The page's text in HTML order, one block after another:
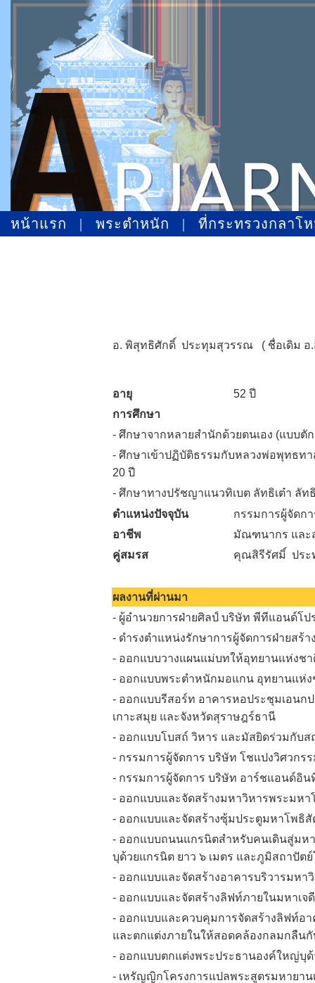
หน้าแรก | พระตำหนัก | ที่กระทรวงกลาโ
อ. พิสุทธิศักดิ์ ประทุมสุวรรณ ( ชื่อเดิม
อายุ
52 ปี
การศึกษา
- ศึกษาจากหลายสำนักด้วยตนเอง (แบบตั
- ศึกษาเข้าปฏิบัติธรรมกับหลวงพ่อพุทธท
20 ปี
- ศึกษาทางปรัชญาแนวทิเบต ลัทธิเต๋า ลั
ตำแหน่งปัจจุบัน
กรรมการผู้จัดก
อาชีพ
มัณฑนากร และ
คู่สมรส
คุณสิรีรัศมิ์ ประ
ผลงานที่ผ่านมา
- ผู้อำนวยการฝ่ายศิลป์ บริษัท พีทีแอนด์โป
- ดำรงตำแหน่งรักษาการผู้จัดการฝ่ายส
- ออกแบบวางแผนแม่บทให้อุทยานแห่งชา
- ออกแบบพระตำหนักมอแกน อุทยานแห่
- ออกแบบรีสอร์ท อาคารหอประชุมเอนก
เกาะสมุย และจังหวัดสุราษฎร์ธานี
- ออกแบบโบสถ์ วิหาร และมัสยิดร่วมกับ
- กรรมการผู้จัดการ บริษัท โชแปงวิศวกร
- กรรมการผู้จัดการ บริษัท อาร์ชแอนด์อิน
- ออกแบบและจัดสร้างมหาวิหารพระมห
- ออกแบบและจัดสร้างซุ้มประตูมหาโพธิสั
- ออกแบบถนนแกรนิตสำหรับคนเดินสู่ม
บุด้วยแกรนิต ยาว ๖ เมตร และภูมิสถาปัต
- ออกแบบและจัดสร้างอาคารบริวารมหา
- ออกแบบและจัดสร้างลิฟท์ภายในมหาเจ
- ออกแบบและควบคุมการจัดสร้างลิฟท์อ
และตกแต่งภายในให้สอดคล้องกลมกลืน
- ออกแบบตกแต่งพระประธานองค์ใหญ่บุ
- เหรัญญิกโครงการแปลพระสูตรมหายาน